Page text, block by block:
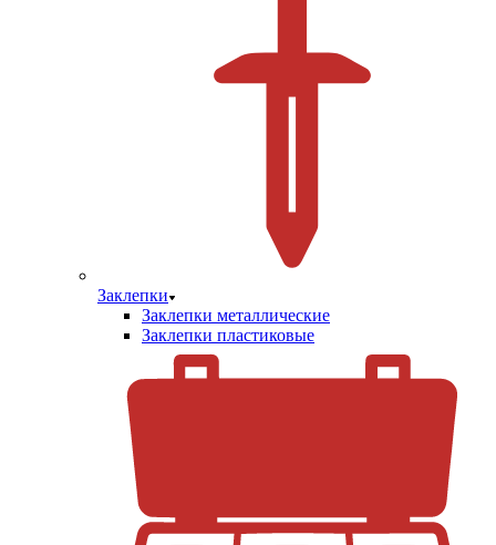
Заклепки
Заклепки металлические
Заклепки пластиковые